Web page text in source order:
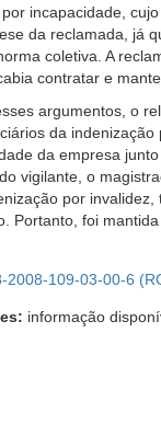
incapacidade,
da reclamada, já
coletiva. A
contratar e
argumentos, o
da
da empresa
vigilante, o
por
Portanto, foi
2008-109-03-00-6
informação